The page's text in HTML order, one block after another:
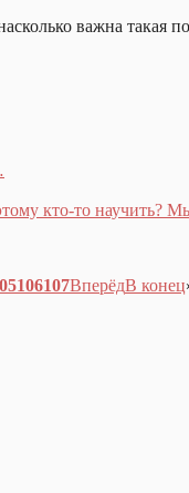
важна такая
кто-то научить?
106107ВперёдВ конец